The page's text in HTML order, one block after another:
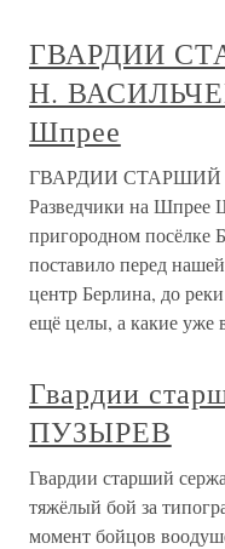
ГВАРДИИ
Н.
Шпрее
ГВАРДИИ
Разведчики на Шпрее
пригородном посёлке
поставило перед
центр Берлина, до
ещё целы, а какие уже
Гвардии
ПУЗЫРЕВ
Гвардии старший
тяжёлый бой за
момент бойцов